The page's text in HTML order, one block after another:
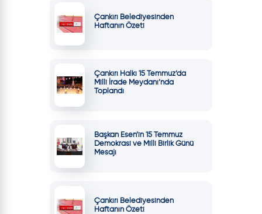
Çankırı Belediyesinden
Haftanın Özeti
Çankırı Halkı 15 Temmuz’da
Milli İrade Meydanı’nda
Toplandı
Başkan Esen’in 15 Temmuz
Demokrasi ve Milli Birlik Günü
Mesajı
Çankırı Belediyesinden
Haftanın Özeti